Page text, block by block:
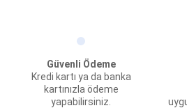
Güvenli Ödeme
Kredi kartı ya da banka
kartınızla ödeme
yapabilirsiniz.